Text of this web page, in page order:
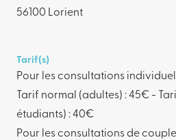
56100 Lorient
Tarif(s)
Pour les consultations
Tarif normal (adultes) : 45€ -
étudiants) : 40€
Pour les consultations de